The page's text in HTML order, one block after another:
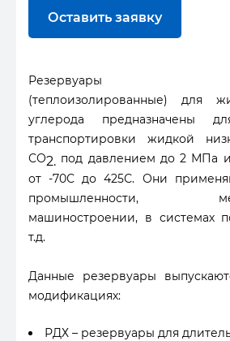
Оставить заявку
Резервуары
(теплоизолированные) для
углерода предназначены
транспортировки жидкой
СО2. под давлением до 2 МПа
от -70С до 425С. Они
промышленности,
машиностроении, в системах
т.д.
Данные резервуары
модификациях:
РДХ – резервуары для